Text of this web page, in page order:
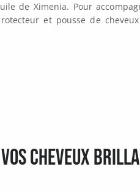
de Ximenia. Pour
et pousse de
vos cheveux